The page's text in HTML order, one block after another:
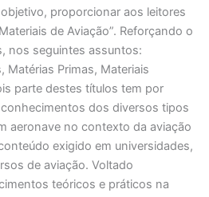
proporcionar aos leitores
de Aviação”. Reforçando o
nos seguintes assuntos:
Matérias Primas, Materiais
parte destes títulos tem por
dos diversos tipos
aeronave no contexto da aviação
exigido em universidades,
de aviação. Voltado
teóricos e práticos na